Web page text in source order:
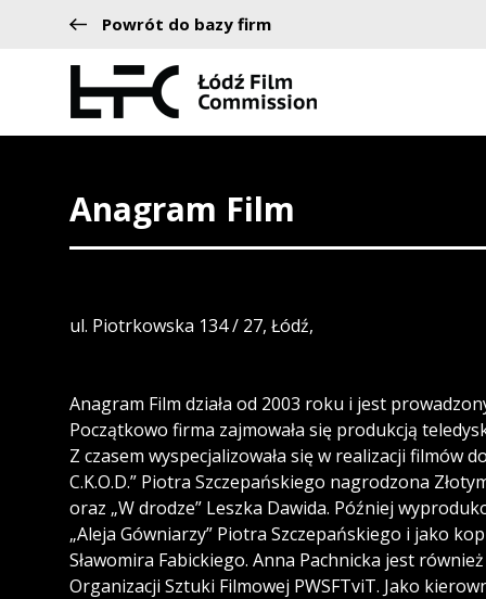
Powrót do bazy firm
Anagram Film
ul. Piotrkowska 134 / 27, Łódź,
Anagram Film działa od 2003 roku i jest
Początkowo firma zajmowała się produkcją
Z czasem wyspecjalizowała się w realizacji filmów
C.K.O.D.” Piotra Szczepańskiego nagrodzona
oraz „W drodze” Leszka Dawida. Później
„Aleja Gówniarzy” Piotra Szczepańskiego i jako
Sławomira Fabickiego. Anna Pachnicka jest
Organizacji Sztuki Filmowej PWSFTviT. Jako